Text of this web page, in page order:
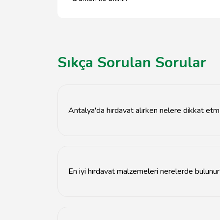
Sıkça Sorulan Sorular
Antalya'da hırdavat alırken nelere dikkat
En iyi hırdavat malzemeleri nerelerde